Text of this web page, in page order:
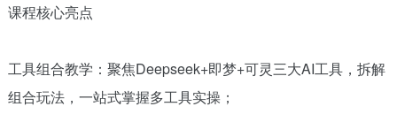
课程核心亮点
工具组合教学：聚焦Deepseek+即梦+可灵三大AI工具，拆解
组合玩法，一站式掌握多工具实操；